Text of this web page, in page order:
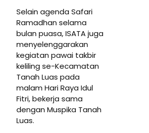
Selain agenda Safari
Ramadhan selama
bulan puasa, ISATA juga
menyelenggarakan
kegiatan pawai takbir
keliling se-Kecamatan
Tanah Luas pada
malam Hari Raya Idul
Fitri, bekerja sama
dengan Muspika Tanah
Luas.